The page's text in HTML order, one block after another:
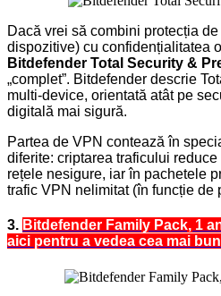
Dacă vrei să combini protecția
dispozitive) cu confidențialitatea
Bitdefender Total Security &
„complet”. Bitdefender descrie
multi-device, orientată atât pe
digitală mai sigură.
Partea de VPN contează în
diferite: criptarea traficului
rețele nesigure, iar în pachetele
trafic VPN nelimitat (în funcție de
3. Bitdefender Family Pack, 1
aici pentru a vedea cea mai